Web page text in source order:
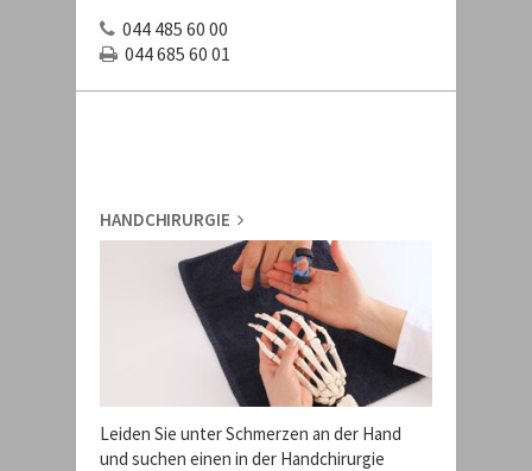
044 485 60 00
044 685 60 01
HANDCHIRURGIE
Leiden Sie unter Schmerzen an der Hand
und suchen einen in der Handchirurgie